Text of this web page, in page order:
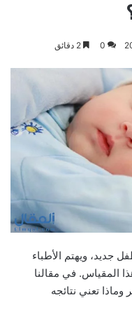
0 2 دقائق
جديد، ويهتم الأطباء
المقياس. في مقالنا
تعني نتائجه